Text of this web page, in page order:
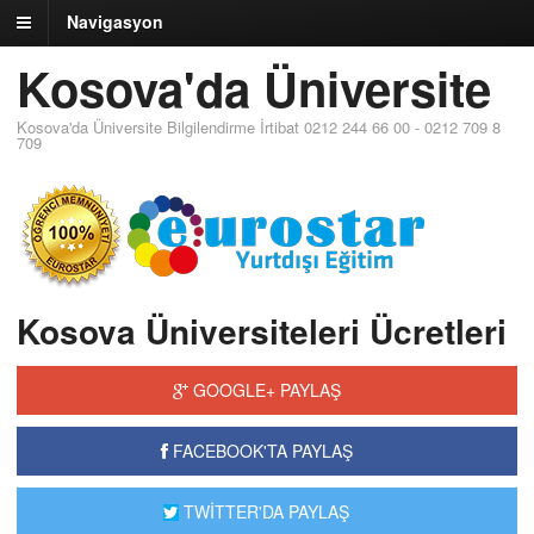
Navigasyon
Kosova'da Üniversite
Kosova'da Üniversite Bilgilendirme İrtibat 0212 244 66 00 - 0212 709 8
709
Kosova Üniversiteleri Ücretleri
GOOGLE+ PAYLAŞ
FACEBOOK'TA PAYLAŞ
TWİTTER'DA PAYLAŞ